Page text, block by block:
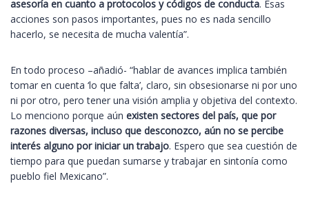
asesoría en cuanto a protocolos y códigos de conducta. Esas
acciones son pasos importantes, pues no es nada sencillo
hacerlo, se necesita de mucha valentía”.
En todo proceso –añadió- “hablar de avances implica también
tomar en cuenta ‘lo que falta’, claro, sin obsesionarse ni por uno
ni por otro, pero tener una visión amplia y objetiva del contexto.
Lo menciono porque aún existen sectores del país, que por
razones diversas, incluso que desconozco, aún no se percibe
interés alguno por iniciar un trabajo. Espero que sea cuestión de
tiempo para que puedan sumarse y trabajar en sintonía como
pueblo fiel Mexicano”.